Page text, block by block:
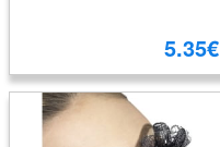
5.35€